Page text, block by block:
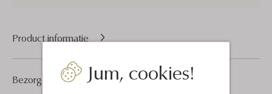
Jum, cookies!
Product informatie
Bezorgen & retourneren